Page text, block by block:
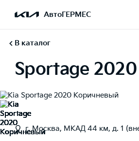
АвтоГЕРМЕС
В каталог
Sportage 2020
г. Москва, МКАД 44 км, д. 1